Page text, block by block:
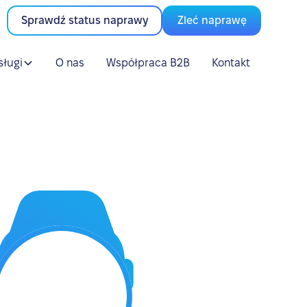
Sprawdź status naprawy Zleć naprawę
O nas Współpraca B2B Kontakt